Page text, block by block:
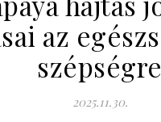
az
szépségre
2025.11.30.